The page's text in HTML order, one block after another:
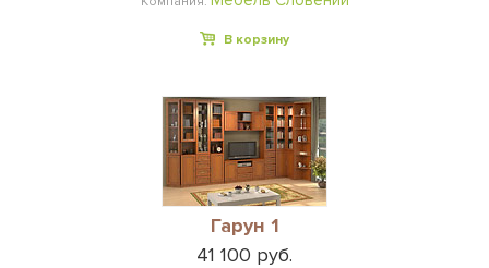
В корзину
Гарун 1
41 100 руб.